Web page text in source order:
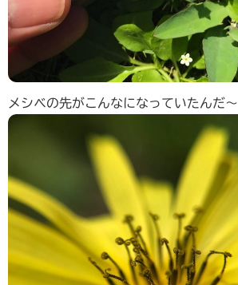
メシベの先がこんなになっていたんだ〜